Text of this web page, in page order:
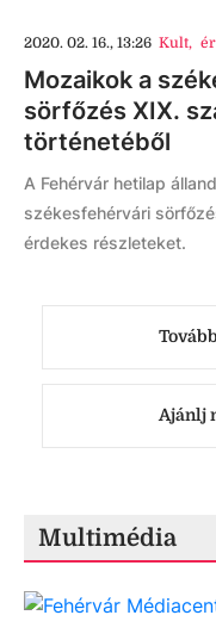
2020. 02. 16., 13:26 Kult,
Mozaikok a
sörfőzés XIX.
történetéből
A Fehérvár hetilap
székesfehérvári
érdekes részleteket.
Ajánlj
Multimédia